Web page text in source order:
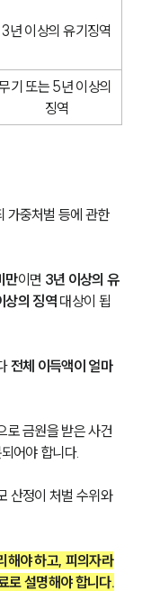
3년 이상의 유기징역
기 또는 5년 이상의
징역
가중처벌 등에 관한
만이면 3년 이상의 유
상의 징역 대상이 됩
전체 이득액이 얼마
로 금원을 받은 사건
어야 합니다.
산정이 처벌 수위와
해야 하고, 피의자라
로 설명해야 합니다.